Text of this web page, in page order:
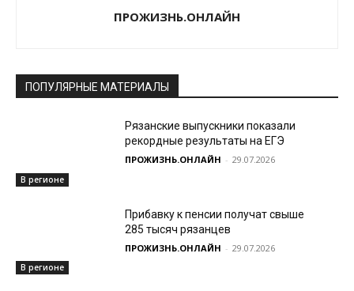
ПРОЖИЗНЬ.ОНЛАЙН
ПОПУЛЯРНЫЕ МАТЕРИАЛЫ
В регионе
Рязанские выпускники показали
рекордные результаты на ЕГЭ
ПРОЖИЗНЬ.ОНЛАЙН - 29.07.2026
В регионе
Прибавку к пенсии получат свыше
285 тысяч рязанцев
ПРОЖИЗНЬ.ОНЛАЙН - 29.07.2026